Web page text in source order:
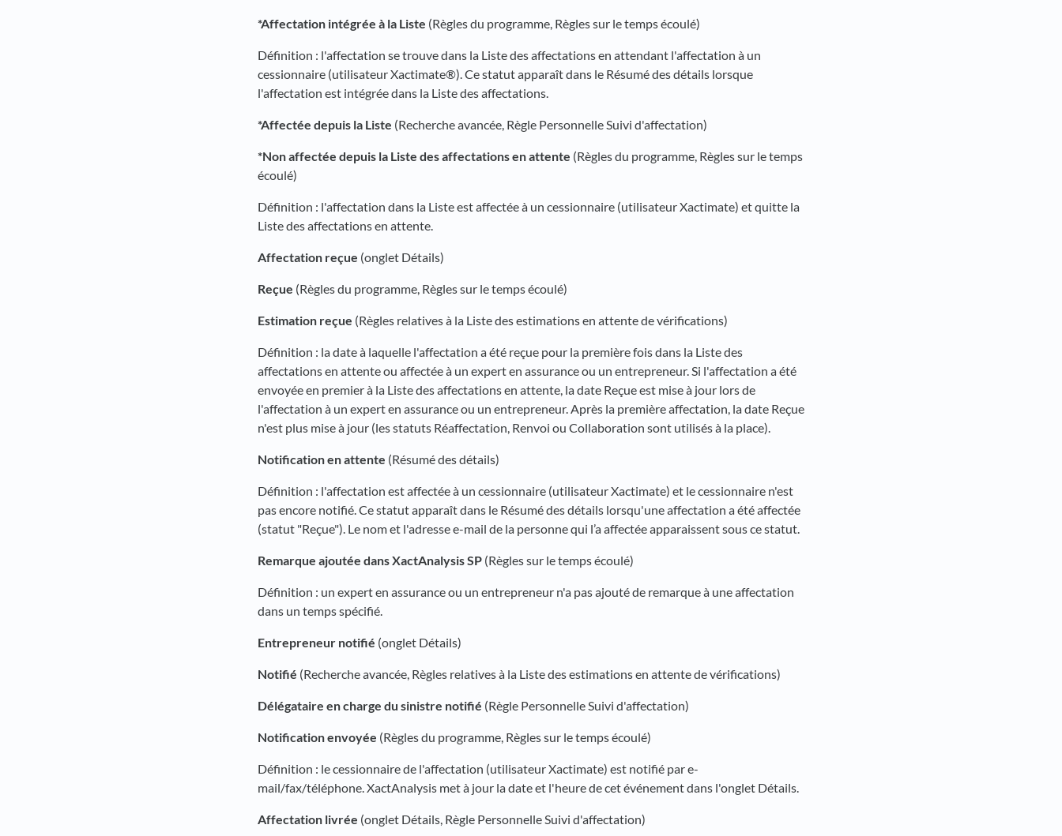
*Affectation intégrée à la Liste (Règles du programme, Règles sur le temps écoulé)
Définition : l'affectation se trouve dans la Liste des affectations en attendant l'affectation à un
cessionnaire (utilisateur Xactimate®). Ce statut apparaît dans le Résumé des détails lorsque
l'affectation est intégrée dans la Liste des affectations.
*Affectée depuis la Liste (Recherche avancée, Règle Personnelle Suivi d'affectation)
*Non affectée depuis la Liste des affectations en attente (Règles du programme, Règles sur le temps
écoulé)
Définition : l'affectation dans la Liste est affectée à un cessionnaire (utilisateur Xactimate) et quitte la
Liste des affectations en attente.
Affectation reçue (onglet Détails)
Reçue (Règles du programme, Règles sur le temps écoulé)
Estimation reçue (Règles relatives à la Liste des estimations en attente de vérifications)
Définition : la date à laquelle l'affectation a été reçue pour la première fois dans la Liste des
affectations en attente ou affectée à un expert en assurance ou un entrepreneur. Si l'affectation a été
envoyée en premier à la Liste des affectations en attente, la date Reçue est mise à jour lors de
l'affectation à un expert en assurance ou un entrepreneur. Après la première affectation, la date Reçue
n'est plus mise à jour (les statuts Réaffectation, Renvoi ou Collaboration sont utilisés à la place).
Notification en attente (Résumé des détails)
Définition : l'affectation est affectée à un cessionnaire (utilisateur Xactimate) et le cessionnaire n'est
pas encore notifié. Ce statut apparaît dans le Résumé des détails lorsqu'une affectation a été affectée
(statut "Reçue"). Le nom et l'adresse e-mail de la personne qui l’a affectée apparaissent sous ce statut.
Remarque ajoutée dans XactAnalysis SP (Règles sur le temps écoulé)
Définition : un expert en assurance ou un entrepreneur n'a pas ajouté de remarque à une affectation
dans un temps spécifié.
Entrepreneur notifié (onglet Détails)
Notifié (Recherche avancée, Règles relatives à la Liste des estimations en attente de vérifications)
Délégataire en charge du sinistre notifié (Règle Personnelle Suivi d'affectation)
Notification envoyée (Règles du programme, Règles sur le temps écoulé)
Définition : le cessionnaire de l'affectation (utilisateur Xactimate) est notifié par e-
mail/fax/téléphone. XactAnalysis met à jour la date et l'heure de cet événement dans l'onglet Détails.
Affectation livrée (onglet Détails, Règle Personnelle Suivi d'affectation)